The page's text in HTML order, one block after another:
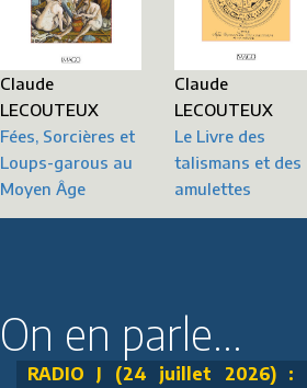
Claude
LECOUTEUX
Fées, Sorcières et
Loups-garous au
Moyen Âge
Claude
LECOUTEUX
Le Livre des
talismans et des
amulettes
On en parle...
RADIO J (24 juillet 2026) :